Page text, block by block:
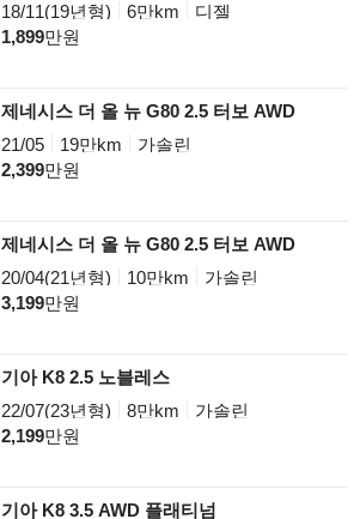
18/11(19년형)
6만km
디젤
1,899만원
제네시스 더 올 뉴 G80 2.5 터보 AWD
21/05
19만km
가솔린
2,399만원
제네시스 더 올 뉴 G80 2.5 터보 AWD
20/04(21년형)
10만km
가솔린
3,199만원
기아 K8 2.5 노블레스
22/07(23년형)
8만km
가솔린
2,199만원
기아 K8 3.5 AWD 플래티넘